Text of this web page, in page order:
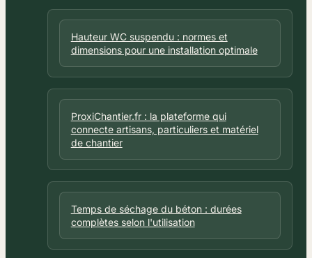
Hauteur WC suspendu : normes et
dimensions pour une installation optimale
ProxiChantier.fr : la plateforme qui
connecte artisans, particuliers et matériel
de chantier
Temps de séchage du béton : durées
complètes selon l'utilisation